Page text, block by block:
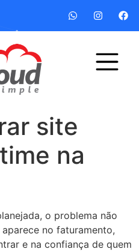
site
na
o problema não
no faturamento,
e na confiança de quem